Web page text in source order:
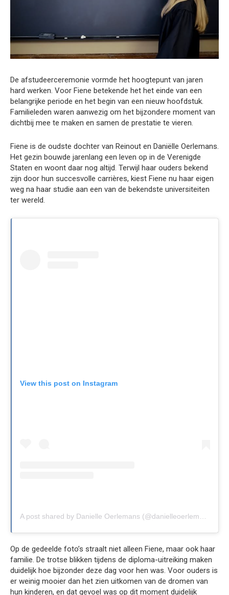
De afstudeerceremonie vormde het hoogtepunt van jaren
hard werken. Voor Fiene betekende het het einde van een
belangrijke periode en het begin van een nieuw hoofdstuk.
Familieleden waren aanwezig om het bijzondere moment van
dichtbij mee te maken en samen de prestatie te vieren.
Fiene is de oudste dochter van Reinout en Daniëlle Oerlemans.
Het gezin bouwde jarenlang een leven op in de Verenigde
Staten en woont daar nog altijd. Terwijl haar ouders bekend
zijn door hun succesvolle carrières, kiest Fiene nu haar eigen
weg na haar studie aan een van de bekendste universiteiten
ter wereld.
View this post on Instagram
A post shared by Danielle Oerlemans (@danielleoerlemans)
Op de gedeelde foto’s straalt niet alleen Fiene, maar ook haar
familie. De trotse blikken tijdens de diploma-uitreiking maken
duidelijk hoe bijzonder deze dag voor hen was. Voor ouders is
er weinig mooier dan het zien uitkomen van de dromen van
hun kinderen, en dat gevoel was op dit moment duidelijk